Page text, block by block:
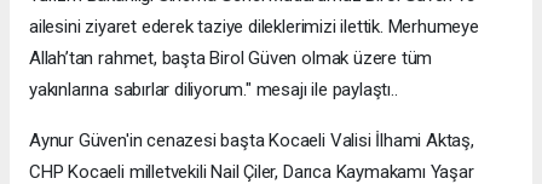
ailesini ziyaret ederek taziye dileklerimizi ilettik. Merhumeye
Allah’tan rahmet, başta Birol Güven olmak üzere tüm
yakınlarına sabırlar diliyorum." mesajı ile paylaştı..
Aynur Güven'in cenazesi başta Kocaeli Valisi İlhami Aktaş,
CHP Kocaeli milletvekili Nail Çiler, Darıca Kaymakamı Yaşar